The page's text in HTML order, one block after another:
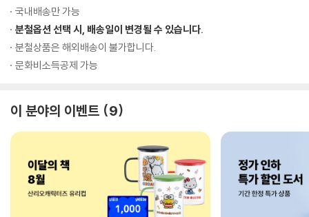
국내배송만 가능
분철옵션 선택 시, 배송일이 변경될 수 있습니다.
분철상품은 해외배송이 불가합니다.
문화비소득공제 가능
이 분야의 이벤트 9